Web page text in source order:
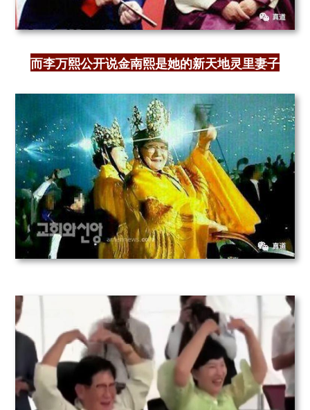
而李万熙公开说金南熙是她的新天地灵里妻子